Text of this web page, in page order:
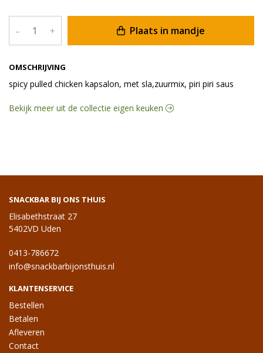
OMSCHRIJVING
spicy pulled chicken kapsalon, met sla,zuurmix, piri piri saus
– + Plaats in mandje
Bekijk meer uit de collectie eigen keuken
SNACKBAR BIJ ONS THUIS
Elisabethstraat 27
5402VD Uden
0413-786672
info@snackbarbijonsthuis.nl
KLANTENSERVICE
Bestellen
Betalen
Afleveren
Contact